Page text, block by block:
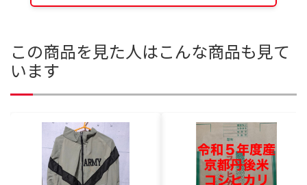
この商品を見た人はこんな商品も見て
います